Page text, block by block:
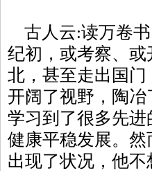
古人云:读万卷书
纪初，或考察、
北，甚至走出国
开阔了视野，陶
学习到了很多先
健康平稳发展。
出现了状况，他